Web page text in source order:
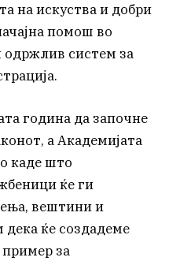
на искуства и добри
помош во
одржлив систем за
година да започне
а Академијата
каде што
ќе ги
вештини и
ќе создадеме
пример за